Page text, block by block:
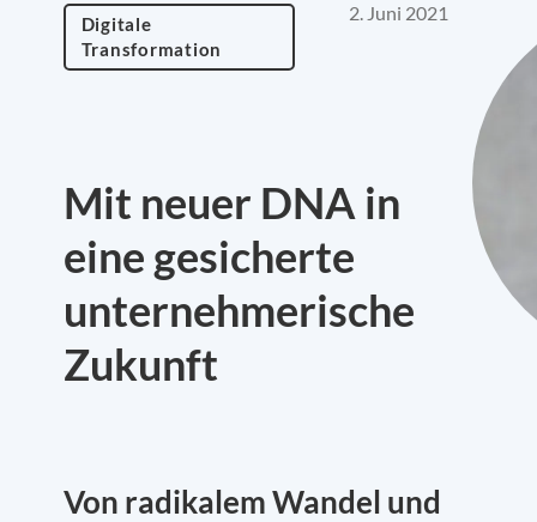
Digitale
Transformation
2. Juni 2021
Mit neuer DNA in
eine gesicherte
unternehmerische
Zukunft
Von radikalem Wandel und